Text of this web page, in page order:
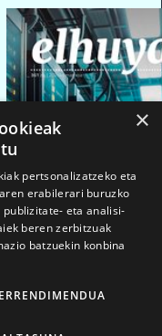
×
pertsonalizatzeko eta
erabilerari buruzko
eta analisi-
beren zerbitzuak
batzuekin konbina
ERRENDIMENDUA